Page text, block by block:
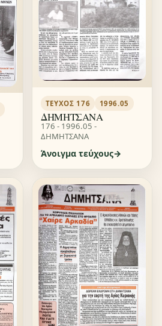
ΤΕΎΧΟΣ 176 1996.05
ΔΗΜΗΤΣΑΝΑ
176 - 1996.05 -
ΔΗΜΗΤΣΑΝΑ
Άνοιγμα τεύχους